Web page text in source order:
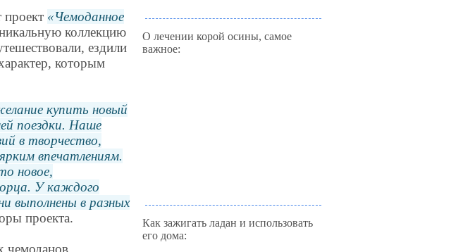
проект
Чемоданное
коллекцию
ездили
которым
купить новый
поездки. Наше
в творчество,
впечатлениям.
новое,
У каждого
выполнены в разных
проекта.
чемоданов
О лечении корой осины, самое
важное:
Как зажигать ладан и использовать
его дома: